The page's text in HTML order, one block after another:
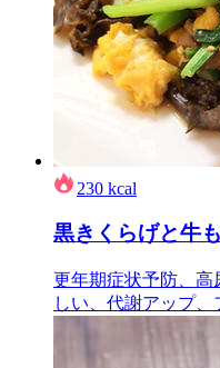
230 kcal
黒きくらげと牛
更年期症状予防、高
しい、代謝アップ、